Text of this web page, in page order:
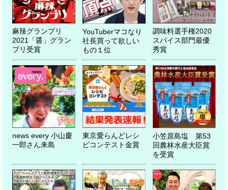
小笠原島塩 第53回農林水産大臣賞を受賞
フジテレビ「ノンストップ！」
テレビ朝日「じゅん散歩」
フジテレビ「TOKIOカケル」
麻辣グランプリ
2021「醤」グラン
プリ受賞
YouTuberマコなり
社長買って欲しい
もの１位
調味料選手権2020
スパイス部門最優
秀賞
news every 小山慶
一郎さん来島
東京愛らんどレシ
ピコンテスト金賞
小笠原島塩 第53
回農林水産大臣賞
を受賞